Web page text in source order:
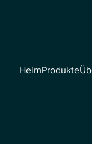
HeimProdukte